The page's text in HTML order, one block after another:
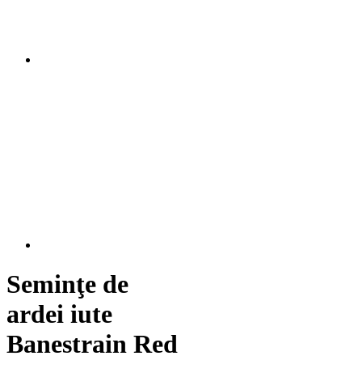
Seminţe de
ardei iute
Banestrain Red